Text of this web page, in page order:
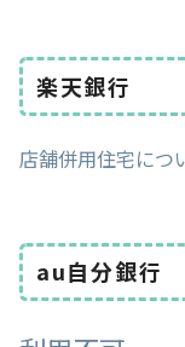
楽天銀行
店舗併用住宅につ
au自分銀行